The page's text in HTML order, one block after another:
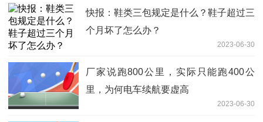
快报：鞋类三包规定是什么？鞋子超过三
个月坏了怎么办？
2023-06-30
厂家说跑800公里，实际只能跑400公
里，为何电车续航要虚高
2023-06-30